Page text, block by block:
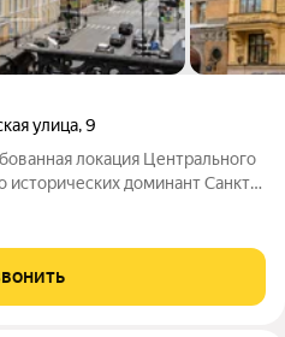
улица,9
локация Центрального
исторических доминант Санкт-
Эрмитаж, Адмиралтейство,
Всадник! Перечислить все